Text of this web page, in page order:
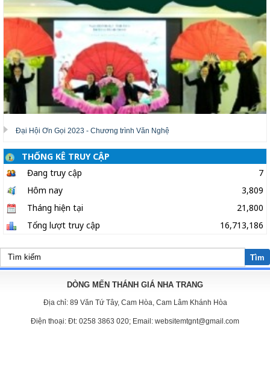
Đại Hội Ơn Gọi 2023 - Chương trình Văn Nghệ
THỐNG KÊ TRUY CẬP
Đang truy cập
7
Hôm nay
3,809
Tháng hiện tại
21,800
Tổng lượt truy cập
16,713,186
Tìm
DÒNG MẾN THÁNH GIÁ NHA TRANG
Địa chỉ: 89 Văn Tứ Tây, Cam Hòa, Cam Lâm Khánh Hòa
Điện thoại: Đt: 0258 3863 020; Email: websitemtgnt@gmail.com